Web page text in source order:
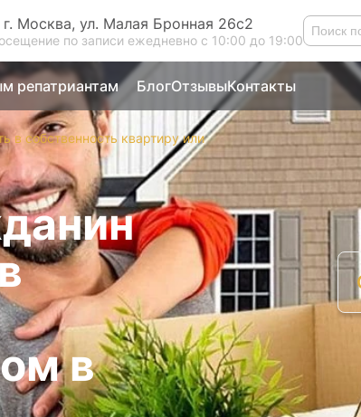
г. Москва, ул. Малая Бронная 26с2
по записи ежедневно с 10:00 до 19:00
репатриантам БлогОтзывыКонтакты
в собственность квартиру или
в